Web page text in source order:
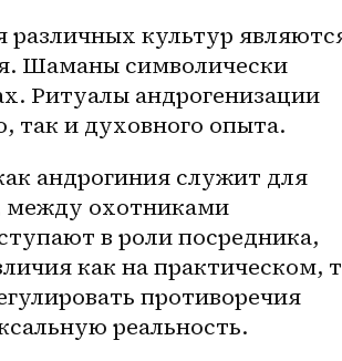
культур
Шаманы символически
Ритуалы андрогенизации
так и духовного опыта.
андрогиния служит для
между охотниками
в роли посредника,
как на практическом,
противоречия
реальность.